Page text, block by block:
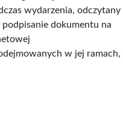
wydarzenia, odczytany
podpisanie dokumentu na
w jej ramach,